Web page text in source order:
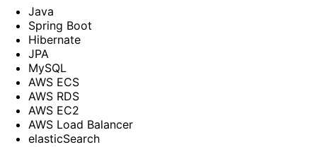
Java
Spring Boot
Hibernate
JPA
MySQL
AWS ECS
AWS RDS
AWS EC2
AWS Load Balancer
elasticSearch